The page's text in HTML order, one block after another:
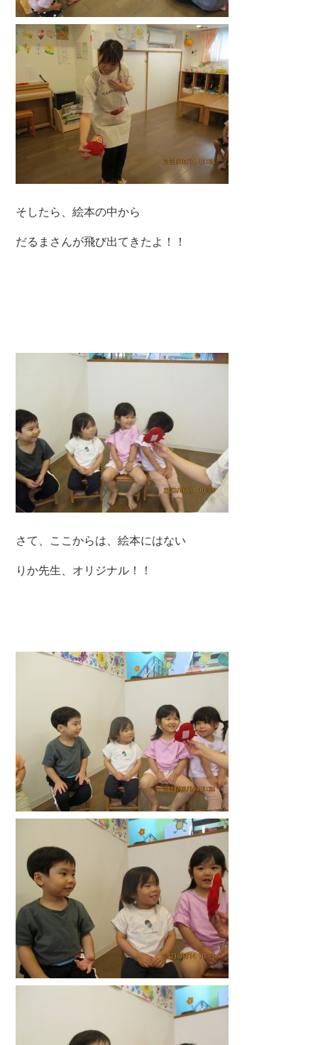
そしたら、絵本の中から
だるまさんが飛び出てきたよ！！
さて、ここからは、絵本にはない
りか先生、オリジナル！！